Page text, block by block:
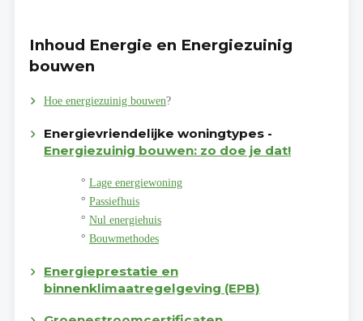
Inhoud Energie en Energiezuinig
bouwen
Hoe energiezuinig bouwen?
Energievriendelijke woningtypes -
Energiezuinig bouwen: zo doe je dat!
° Lage energiewoning
° Passiefhuis
° Nul energiehuis
° Bouwmethodes
Energieprestatie en
binnenklimaatregelgeving (EPB)